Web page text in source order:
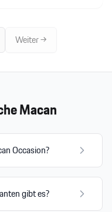
Weiter →
Macan
Occasion?
gibt es?